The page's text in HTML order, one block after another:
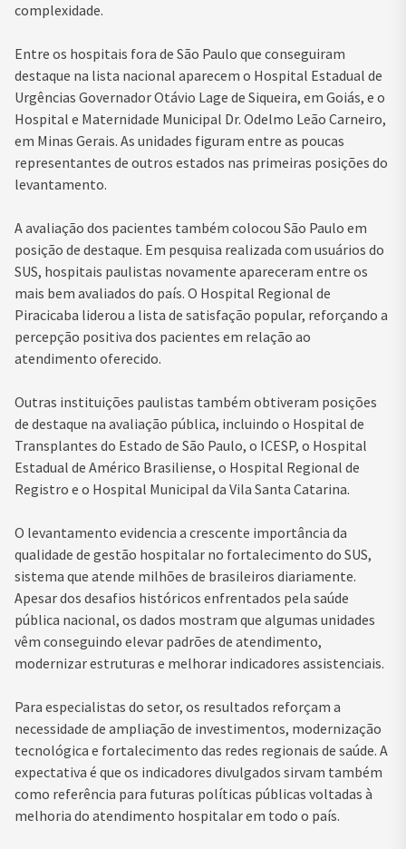
complexidade.
Entre os hospitais fora de São Paulo que conseguiram
destaque na lista nacional aparecem o Hospital Estadual de
Urgências Governador Otávio Lage de Siqueira, em Goiás, e o
Hospital e Maternidade Municipal Dr. Odelmo Leão Carneiro,
em Minas Gerais. As unidades figuram entre as poucas
representantes de outros estados nas primeiras posições do
levantamento.
A avaliação dos pacientes também colocou São Paulo em
posição de destaque. Em pesquisa realizada com usuários do
SUS, hospitais paulistas novamente apareceram entre os
mais bem avaliados do país. O Hospital Regional de
Piracicaba liderou a lista de satisfação popular, reforçando a
percepção positiva dos pacientes em relação ao
atendimento oferecido.
Outras instituições paulistas também obtiveram posições
de destaque na avaliação pública, incluindo o Hospital de
Transplantes do Estado de São Paulo, o ICESP, o Hospital
Estadual de Américo Brasiliense, o Hospital Regional de
Registro e o Hospital Municipal da Vila Santa Catarina.
O levantamento evidencia a crescente importância da
qualidade de gestão hospitalar no fortalecimento do SUS,
sistema que atende milhões de brasileiros diariamente.
Apesar dos desafios históricos enfrentados pela saúde
pública nacional, os dados mostram que algumas unidades
vêm conseguindo elevar padrões de atendimento,
modernizar estruturas e melhorar indicadores assistenciais.
Para especialistas do setor, os resultados reforçam a
necessidade de ampliação de investimentos, modernização
tecnológica e fortalecimento das redes regionais de saúde. A
expectativa é que os indicadores divulgados sirvam também
como referência para futuras políticas públicas voltadas à
melhoria do atendimento hospitalar em todo o país.